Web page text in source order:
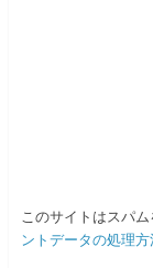
このサイトはスパ
ントデータの処理